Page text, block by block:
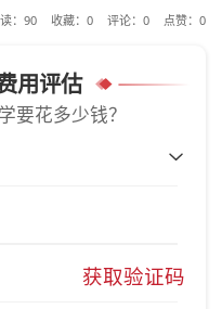
： 90 收藏： 0 评论： 0 点赞： 0
用评估
要花多少钱？
获取验证码